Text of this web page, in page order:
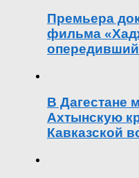
Премьера
фильма
В Дагестане
Ахтынскую
Кавказской